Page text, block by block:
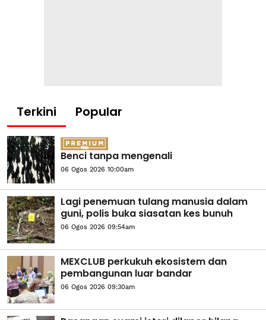
Terkini Popular
Benci tanpa mengenali
06 Ogos 2026 10:00am
Lagi penemuan tulang manusia dalam
guni, polis buka siasatan kes bunuh
06 Ogos 2026 09:54am
MEXCLUB perkukuh ekosistem dan
pembangunan luar bandar
06 Ogos 2026 09:30am